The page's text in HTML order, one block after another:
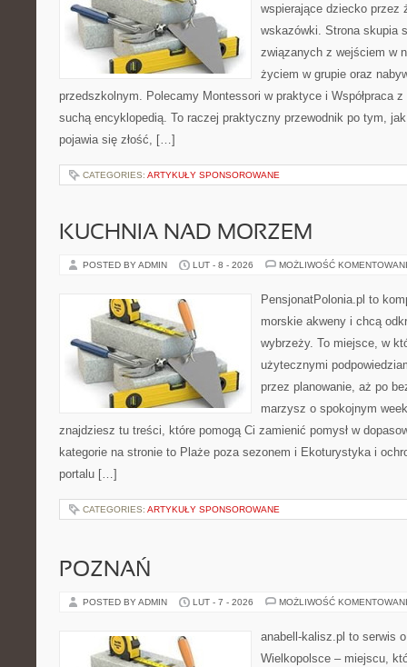
wspierające dziecko przez
wskazówki. Strona skupia
związanych z wejściem w
życiem w grupie oraz
przedszkolnym. Polecamy Montessori w praktyce i Współpraca
suchą encyklopedią. To raczej praktyczny przewodnik po tym,
pojawia się złość, […]
CATEGORIES: ARTYKUŁY SPONSOROWANE
KUCHNIA NAD MORZEM
POSTED BY ADMIN LUT - 8 - 2026 MOŻLIWOŚĆ
PensjonatPolonia.pl to
morskie akweny i chcą
wybrzeży. To miejsce, w
użytecznymi
przez planowanie, aż po
marzysz o spokojnym
znajdziesz tu treści, które pomogą Ci zamienić pomysł w
kategorie na stronie to Plaże poza sezonem i Ekoturystyka i
portalu […]
CATEGORIES: ARTYKUŁY SPONSOROWANE
POZNAŃ
POSTED BY ADMIN LUT - 7 - 2026 MOŻLIWOŚĆ
anabell-kalisz.pl to serwis
Wielkopolsce – miejscu,